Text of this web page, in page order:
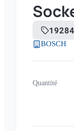
BOSCH
Quantité